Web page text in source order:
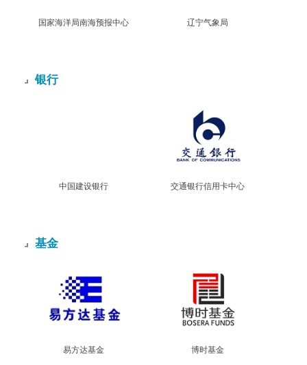
国家海洋局南海预报中心 辽宁气象局
银行
中国建设银行 交通银行信用卡中心
基金
易方达基金 博时基金